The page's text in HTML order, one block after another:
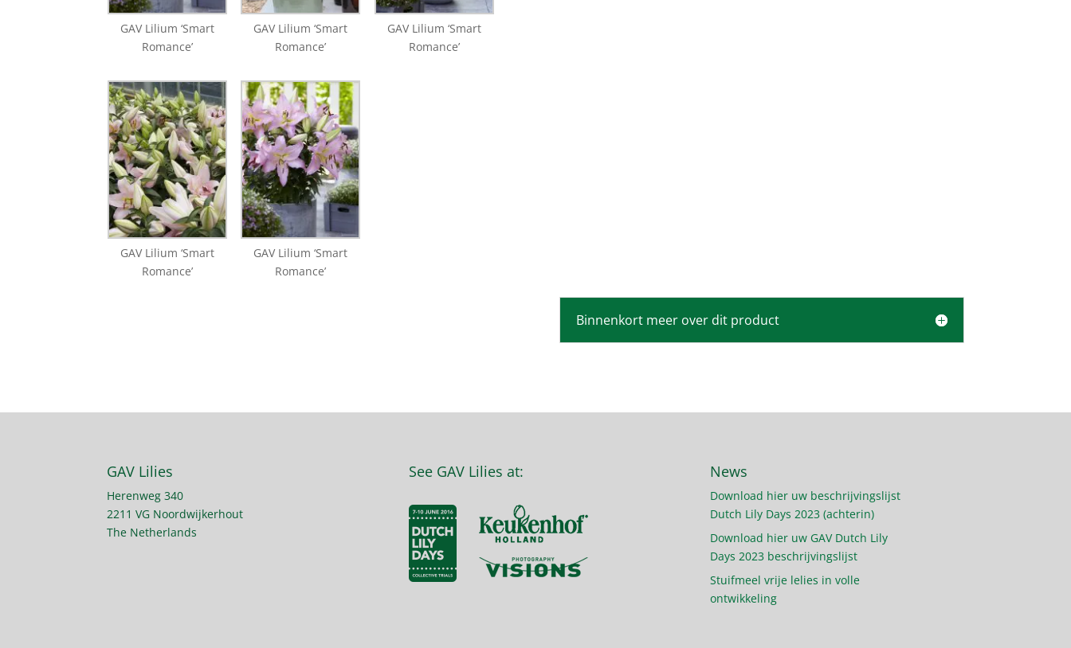
GAV Lilium ‘Smart
Romance’
GAV Lilium ‘Smart
Romance’
GAV Lilium ‘Smart
Romance’
GAV Lilium ‘Smart
Romance’
GAV Lilium ‘Smart
Romance’
Binnenkort meer over dit product
GAV Lilies
Herenweg 340
2211 VG Noordwijkerhout
The Netherlands
See GAV Lilies at: News
Download hier uw beschrijvingslijst
Dutch Lily Days 2023 (achterin)
Download hier uw GAV Dutch Lily
Days 2023 beschrijvingslijst
Stuifmeel vrije lelies in volle
ontwikkeling